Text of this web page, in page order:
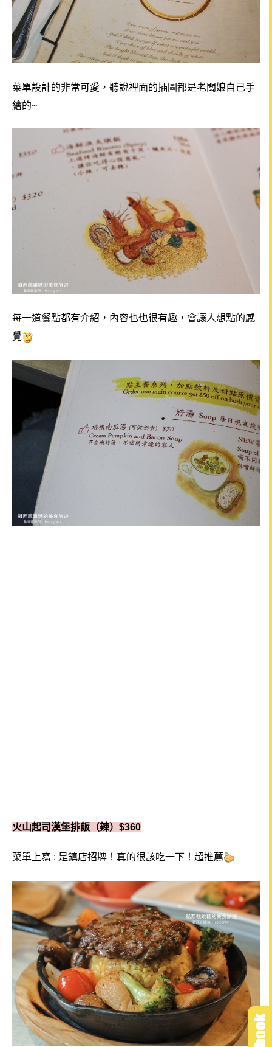
菜單設計的非常可愛， 聽說裡面的插圖都是老闆娘自己手
繪的~
每一道餐點都有介紹，內容也也很有趣，會讓人想點的感
覺
火山起司漢堡排飯（辣）$360
菜單上寫 : 是鎮店招牌！ 真的很該吃一下！超推薦